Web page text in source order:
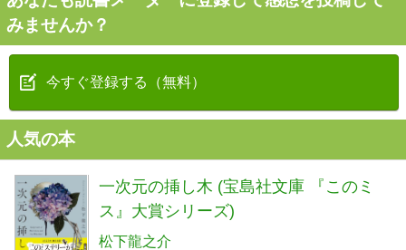
みませんか？
今すぐ登録する（無料）
人気の本
一次元の挿し木 (宝島社文庫 『このミ
ス』大賞シリーズ)
松下龍之介